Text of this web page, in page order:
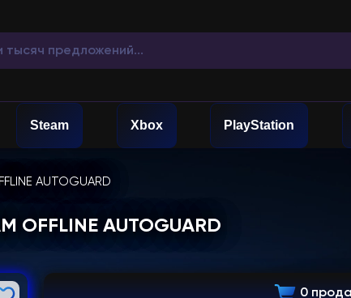
Steam Xbox PlayStation
AUTOGUARD
OFFLINE AUTOGUARD
0